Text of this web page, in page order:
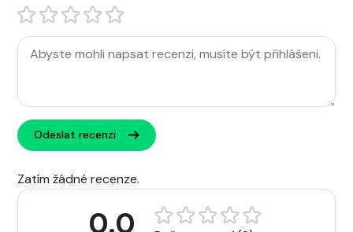
Odeslat recenzi
Zatím žádné recenze.
0.0